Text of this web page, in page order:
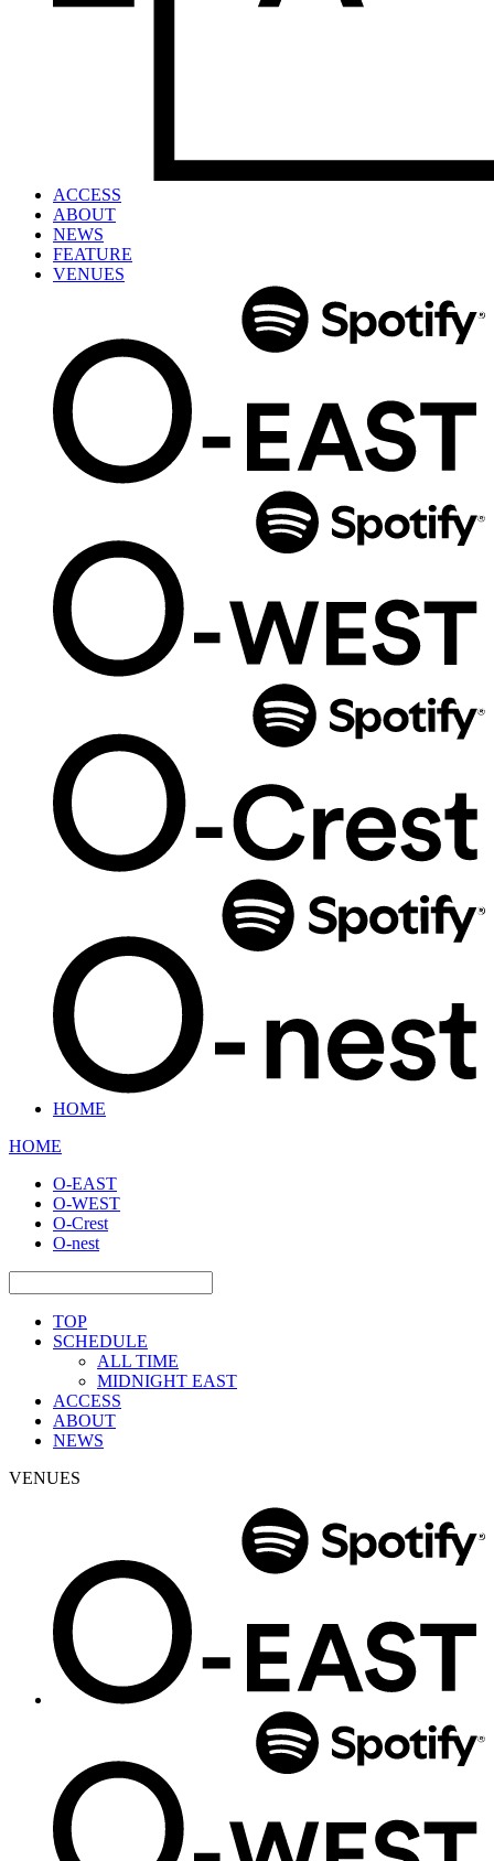
ACCESS
ABOUT
NEWS
FEATURE
VENUES
HOME
HOME
O-EAST
O-WEST
O-Crest
O-nest
TOP
SCHEDULE
ALL TIME
MIDNIGHT EAST
ACCESS
ABOUT
NEWS
VENUES